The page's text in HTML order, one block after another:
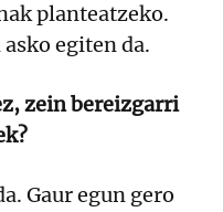
planteatzeko.
egiten da.
zein bereizgarri
Gaur egun gero